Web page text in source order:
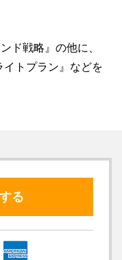
ド戦略』の他に、
イトプラン』などを
る